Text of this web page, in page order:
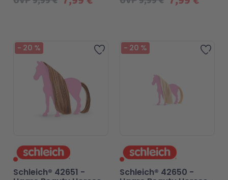
Minecraft™
Minifiguren
Speed Champions
NOVELMORE
Sports Action
Wiltopia
Zur Wunschliste hinzufügen
- 20 %
Schleich® 42651 -
Zur
- 20 %
Schleich® 42650 -